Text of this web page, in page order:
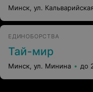
Минск, ул.
ЕДИНОБОРСТВА
Тай-мир
Минск, ул. Минина до